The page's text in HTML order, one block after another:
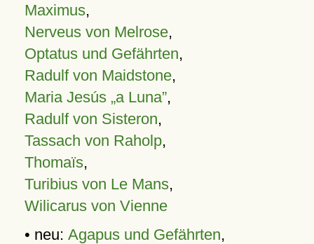
Maximus,
Nerveus von Melrose,
Optatus und Gefährten,
Radulf von Maidstone,
Maria Jesús „a Luna”,
Radulf von Sisteron,
Tassach von Raholp,
Thomaïs,
Turibius von Le Mans,
Wilicarus von Vienne
• neu: Agapus und Gefährten,